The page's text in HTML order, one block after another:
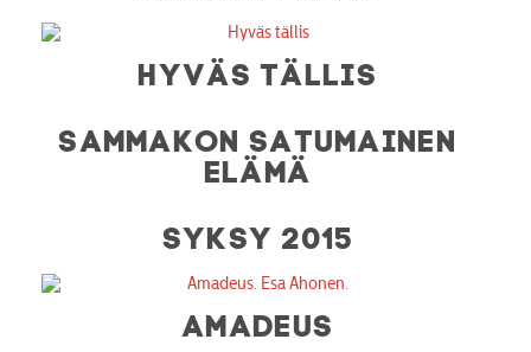
HYVÄS TÄLLIS
SAMMAKON SATUMAINEN
ELÄMÄ
SYKSY 2015
AMADEUS